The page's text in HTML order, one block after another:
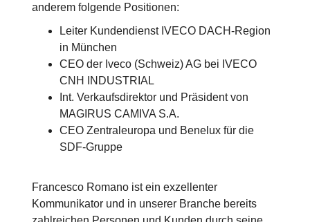
anderem folgende Positionen:
Leiter Kundendienst IVECO DACH-Region
in München
CEO der Iveco (Schweiz) AG bei IVECO
CNH INDUSTRIAL
Int. Verkaufsdirektor und Präsident von
MAGIRUS CAMIVA S.A.
CEO Zentraleuropa und Benelux für die
SDF-Gruppe
Francesco Romano ist ein exzellenter
Kommunikator und in unserer Branche bereits